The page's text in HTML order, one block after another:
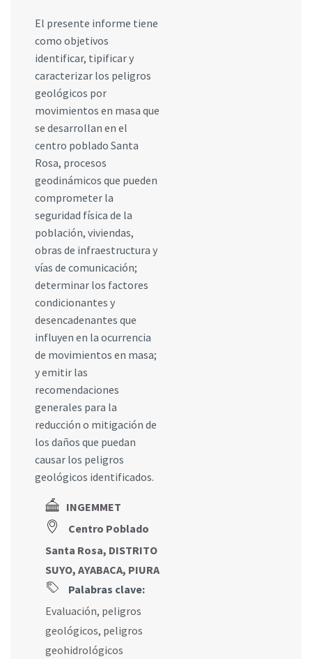
El presente informe tiene
como objetivos
identificar, tipificar y
caracterizar los peligros
geológicos por
movimientos en masa que
se desarrollan en el
centro poblado Santa
Rosa, procesos
geodinámicos que pueden
comprometer la
seguridad física de la
población, viviendas,
obras de infraestructura y
vías de comunicación;
determinar los factores
condicionantes y
desencadenantes que
influyen en la ocurrencia
de movimientos en masa;
y emitir las
recomendaciones
generales para la
reducción o mitigación de
los daños que puedan
causar los peligros
geológicos identificados.
INGEMMET
Centro Poblado
Santa Rosa, DISTRITO
SUYO, AYABACA, PIURA
Palabras clave:
Evaluación, peligros
geológicos, peligros
geohidrológicos